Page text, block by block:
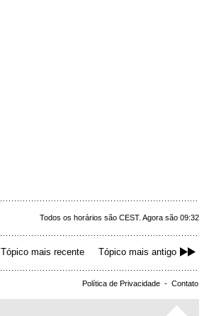
Todos os horários são CEST. Agora são 09:32
Tópico mais recente Tópico mais antigo
Política de Privacidade - Contato